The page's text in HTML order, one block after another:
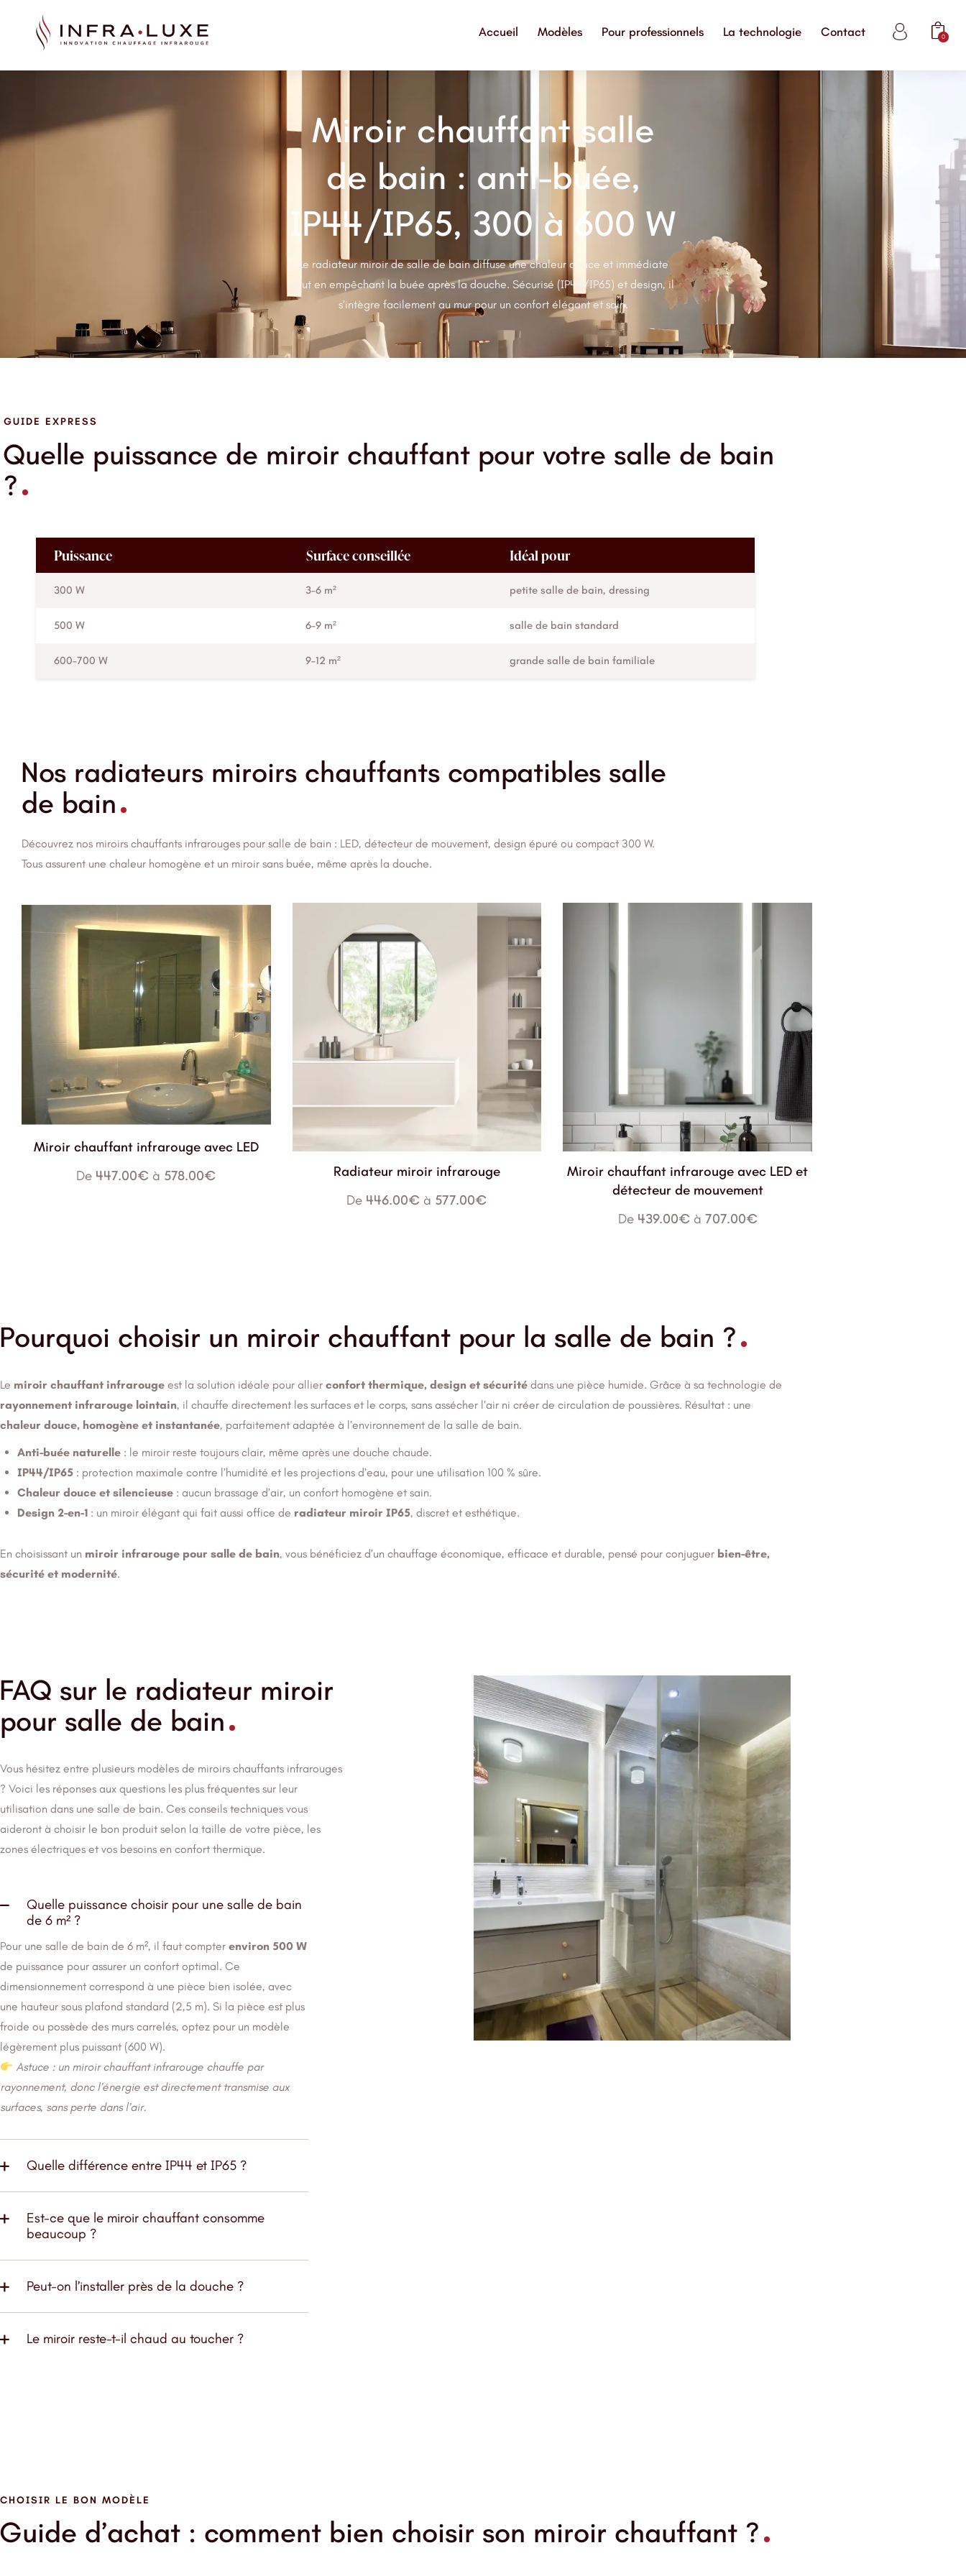
Accueil Modèles Pour professionnels La technologie Contact 0
Miroir chauffant salle
de bain : anti-buée,
IP44/IP65, 300 à 600 W
Le radiateur miroir de salle de bain diffuse une chaleur douce et immédiate
tout en empêchant la buée après la douche. Sécurisé (IP44/IP65) et design, il
s’intègre facilement au mur pour un confort élégant et sain.
GUIDE EXPRESS
Quelle puissance de miroir chauffant pour votre salle de bain
?
Puissance Surface conseillée Idéal pour
300 W 3–6 m² petite salle de bain, dressing
500 W 6–9 m² salle de bain standard
600–700 W 9–12 m² grande salle de bain familiale
Nos radiateurs miroirs chauffants compatibles salle
de bain
Découvrez nos miroirs chauffants infrarouges pour salle de bain : LED, détecteur de mouvement, design épuré ou compact 300 W.
Tous assurent une chaleur homogène et un miroir sans buée, même après la douche.
Miroir chauffant infrarouge avec LED
De 447.00€ à 578.00€
Radiateur miroir infrarouge
De 446.00€ à 577.00€
Miroir chauffant infrarouge avec LED et
détecteur de mouvement
De 439.00€ à 707.00€
Pourquoi choisir un miroir chauffant pour la salle de bain ?
Le miroir chauffant infrarouge est la solution idéale pour allier confort thermique, design et sécurité dans une pièce humide. Grâce à sa technologie de
rayonnement infrarouge lointain, il chauffe directement les surfaces et le corps, sans assécher l’air ni créer de circulation de poussières. Résultat : une
chaleur douce, homogène et instantanée, parfaitement adaptée à l’environnement de la salle de bain.
Anti-buée naturelle : le miroir reste toujours clair, même après une douche chaude.
IP44/IP65 : protection maximale contre l’humidité et les projections d’eau, pour une utilisation 100 % sûre.
Chaleur douce et silencieuse : aucun brassage d’air, un confort homogène et sain.
Design 2-en-1 : un miroir élégant qui fait aussi office de radiateur miroir IP65, discret et esthétique.
En choisissant un miroir infrarouge pour salle de bain, vous bénéficiez d’un chauffage économique, efficace et durable, pensé pour conjuguer bien-être,
sécurité et modernité.
FAQ sur le radiateur miroir
pour salle de bain
Vous hésitez entre plusieurs modèles de miroirs chauffants infrarouges
? Voici les réponses aux questions les plus fréquentes sur leur
utilisation dans une salle de bain. Ces conseils techniques vous
aideront à choisir le bon produit selon la taille de votre pièce, les
zones électriques et vos besoins en confort thermique.
Quelle puissance choisir pour une salle de bain
de 6 m² ?
Pour une salle de bain de 6 m², il faut compter environ 500 W
de puissance pour assurer un confort optimal. Ce
dimensionnement correspond à une pièce bien isolée, avec
une hauteur sous plafond standard (2,5 m). Si la pièce est plus
froide ou possède des murs carrelés, optez pour un modèle
légèrement plus puissant (600 W).
Astuce : un miroir chauffant infrarouge chauffe par
rayonnement, donc l’énergie est directement transmise aux
surfaces, sans perte dans l’air.
Quelle différence entre IP44 et IP65 ?
Est-ce que le miroir chauffant consomme
beaucoup ?
Peut-on l’installer près de la douche ?
Le miroir reste-t-il chaud au toucher ?
CHOISIR LE BON MODÈLE
Guide d’achat : comment bien choisir son miroir chauffant ?